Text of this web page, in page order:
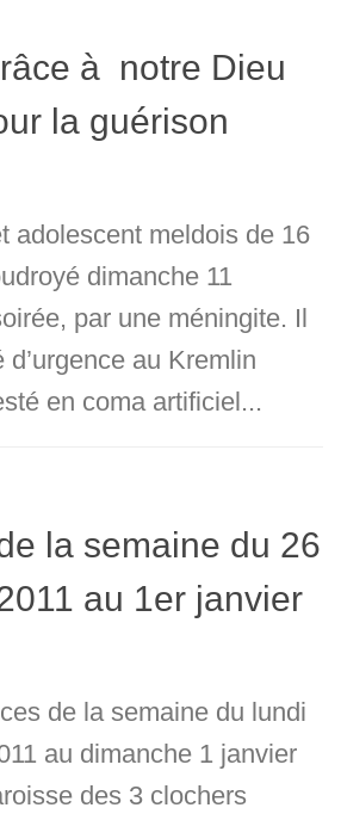
à notre Dieu
la guérison
adolescent meldois de 16
dimanche 11
par une méningite. Il
au Kremlin
en coma artificiel...
la semaine du 26
au 1er janvier
de la semaine du lundi
au dimanche 1 janvier
des 3 clochers